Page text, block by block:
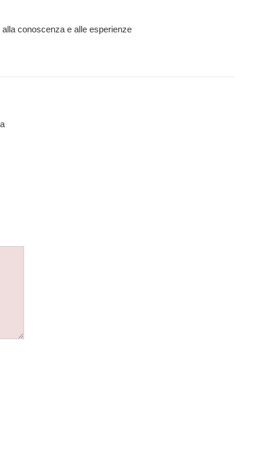
conoscenza e alle esperienze